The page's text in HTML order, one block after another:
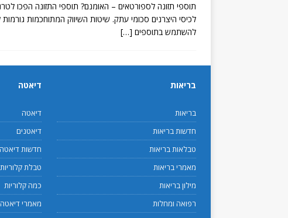
תוספי תזונה לספורטאים – האומנם? תוספי התזונה הפכו
לכיסי היצרנים סכומי עתק. שיטות השיווק המתוחכמות
להשתמש בתוספים […]
בריאות
בריאות
חדשות בריאות
טבלאות בריאות
מאמרי בריאות
מילון בריאות
רפואה ומחלות
דיאטה
דיאטה
דיאטנים
חדשות דיאטה
טבלת קלוריות
כמה קלוריות
מאמרי דיאטה